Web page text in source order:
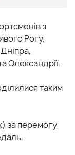
з
Рогу,
Олександрії.
таким
за перемогу